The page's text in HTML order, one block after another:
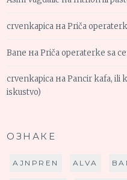
crvenkapica наPriča
Bane наPriča operaterke sa
crvenkapica наPancir kafa, ili
iskustvo)
ОЗНАКЕ
AJNPREN ALVA